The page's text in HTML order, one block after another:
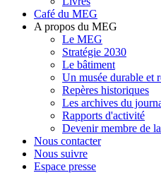
Café du MEG
A propos du MEG
Le MEG
Stratégie 2030
Le bâtiment
Un musée durable et
Repères historiques
Les archives du
Rapports d'activité
Devenir membre de
Nous contacter
Nous suivre
Espace presse